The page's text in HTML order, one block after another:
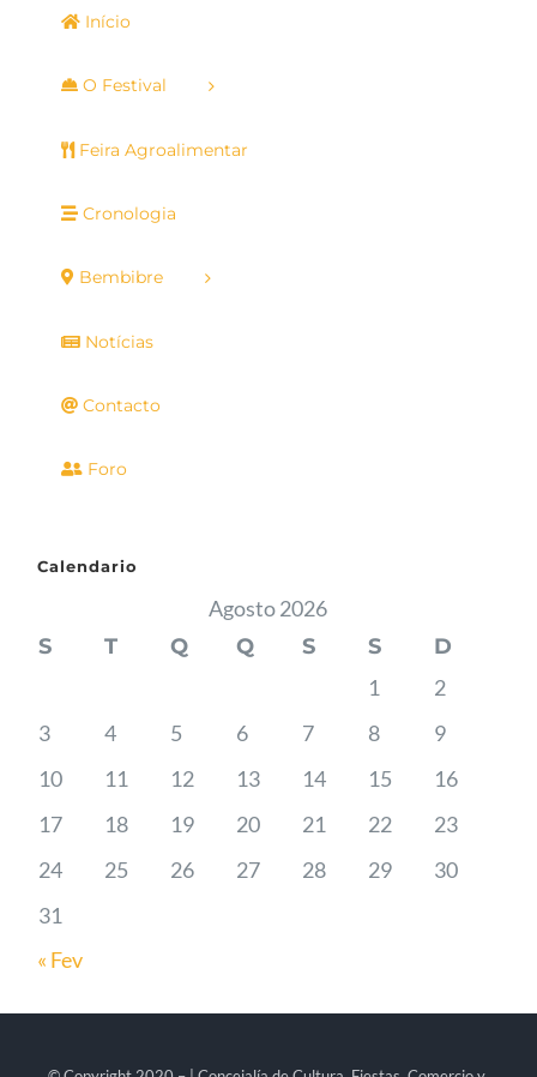
Início
O Festival
Feira Agroalimentar
Cronologia
Bembibre
Notícias
Contacto
Foro
Calendario
Agosto 2026
S
T Q Q S S
D
1
2
3
4 5 6 7 8
9
10
11 12 13 14 15
16
17
18 19 20 21 22
23
24
25 26 27 28 29
30
31
« Fev